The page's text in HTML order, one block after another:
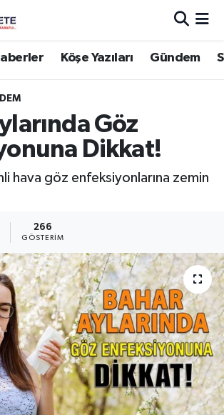
Köşe Yazıları Gündem
Göz
Dikkat!
hava göz enfeksiyonlarına zemin
266
GÖSTERIM
Vakitleri
Durumu ve Fikstür
Haberleri